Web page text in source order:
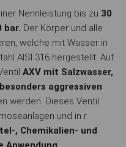
Nennleistung bis zu 30
bar. Der Körper und alle
welche mit Wasser in
AISI 316 hergestellt. Auf
AXV mit Salzwasser,
aggressiven
werden. Dieses Ventil
und in r
, Chemikalien- und